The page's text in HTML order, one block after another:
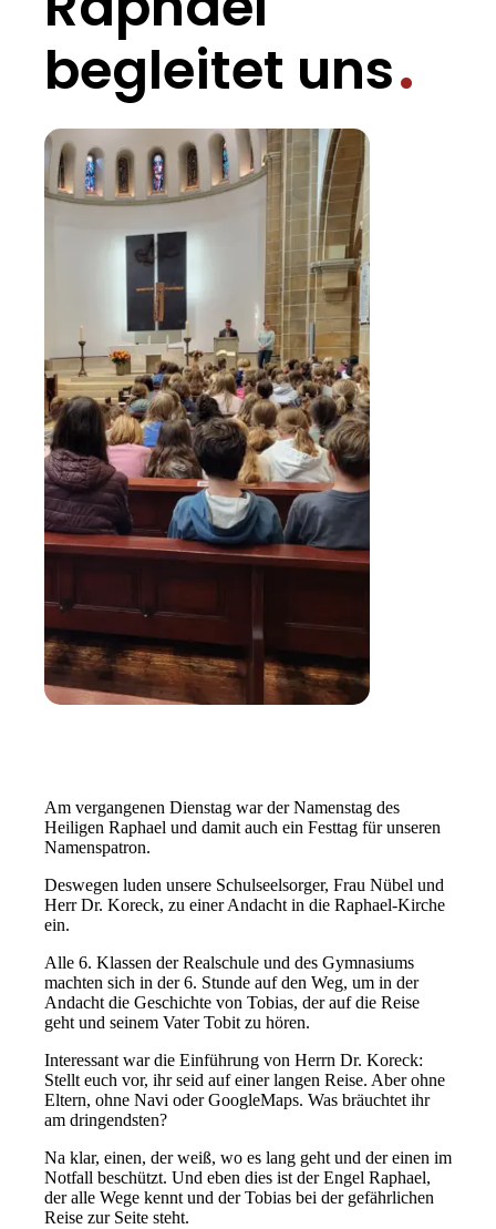
begleitet uns
Am vergangenen Dienstag war der Namenstag des
Heiligen Raphael und damit auch ein Festtag für unseren
Namenspatron.
Deswegen luden unsere Schulseelsorger, Frau Nübel und
Herr Dr. Koreck, zu einer Andacht in die Raphael-Kirche
ein.
Alle 6. Klassen der Realschule und des Gymnasiums
machten sich in der 6. Stunde auf den Weg, um in der
Andacht die Geschichte von Tobias, der auf die Reise
geht und seinem Vater Tobit zu hören.
Interessant war die Einführung von Herrn Dr. Koreck:
Stellt euch vor, ihr seid auf einer langen Reise. Aber ohne
Eltern, ohne Navi oder GoogleMaps. Was bräuchtet ihr
am dringendsten?
Na klar, einen, der weiß, wo es lang geht und der einen im
Notfall beschützt. Und eben dies ist der Engel Raphael,
der alle Wege kennt und der Tobias bei der gefährlichen
Reise zur Seite steht.